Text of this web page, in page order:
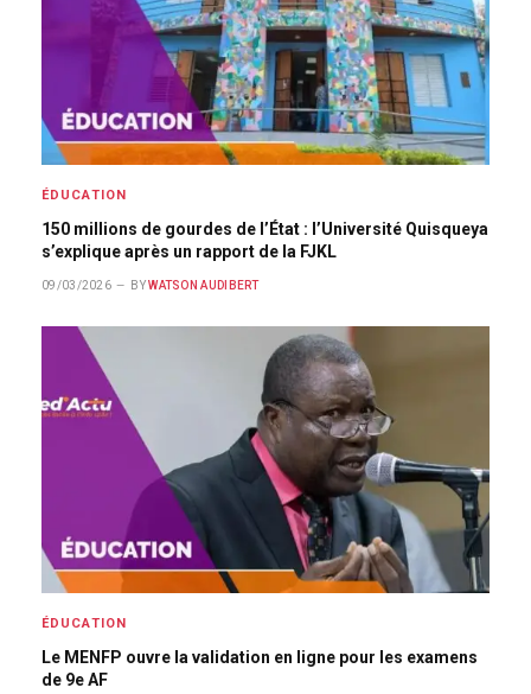
ÉDUCATION
150 millions de gourdes de l’État : l’Université Quisqueya
s’explique après un rapport de la FJKL
09/03/2026 BY WATSON AUDIBERT
ÉDUCATION
Le MENFP ouvre la validation en ligne pour les examens
de 9e AF